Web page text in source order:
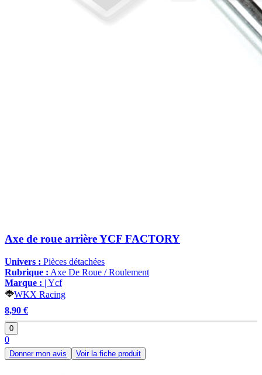
Axe de roue arrière YCF FACTORY
Univers : Pièces détachées
Rubrique : Axe De Roue / Roulement
Marque : | Ycf
WKX Racing
8,90 €
0
0
Donner mon avis Voir la fiche produit